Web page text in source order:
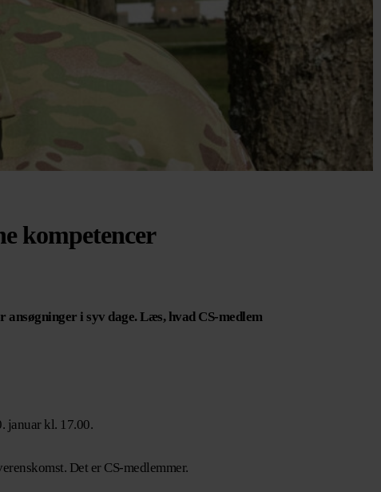
kompetencer
i syv dage. Læs, hvad CS-medlem
januar kl. 17.00.
Det er CS-medlemmer.